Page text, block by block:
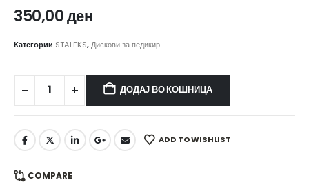
350,00ден
Категории STALEKS,Дискови за педикир
ДОДАЈ ВО КОШНИЦА
ADD TO WISHLIST
COMPARE